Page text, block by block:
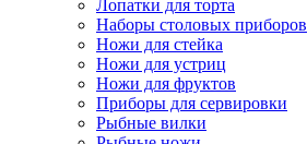
Лопатки для торта
Наборы столовых приборов
Ножи для стейка
Ножи для устриц
Ножи для фруктов
Приборы для сервировки
Рыбные вилки